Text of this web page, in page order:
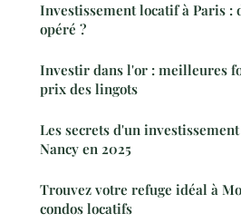
Investissement locatif à Paris :
opéré ?
Investir dans l'or : meilleures
prix des lingots
Les secrets d'un
Nancy en 2025
Trouvez votre refuge idéal à
condos locatifs